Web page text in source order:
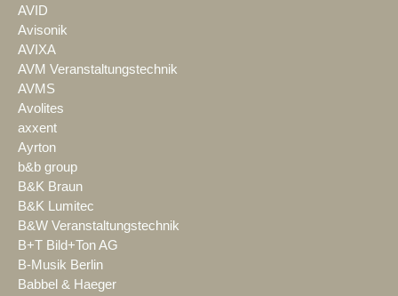
AVID
Avisonik
AVIXA
AVM Veranstaltungstechnik
AVMS
Avolites
axxent
Ayrton
b&b group
B&K Braun
B&K Lumitec
B&W Veranstaltungstechnik
B+T Bild+Ton AG
B-Musik Berlin
Babbel & Haeger